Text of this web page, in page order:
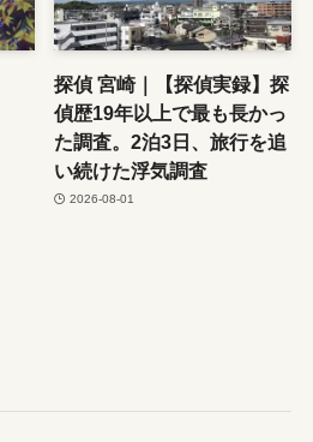
探偵 宮崎｜【探偵実録】探
偵歴19年以上で最も長かっ
た調査。2泊3日、旅行を追
い続けた浮気調査
2026-08-01